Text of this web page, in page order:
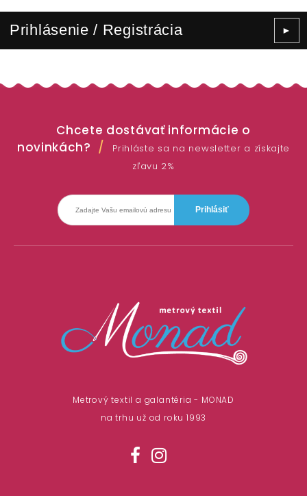
Prihlásenie / Registrácia ►
Chcete dostávať informácie o
novinkách?
Prihláste sa na newsletter a získajte
zľavu 2%
Metrový textil a galantéria - MONAD
na trhu už od roku 1993